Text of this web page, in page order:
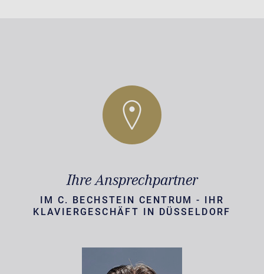
Ihre Ansprechpartner
IM C. BECHSTEIN CENTRUM - IHR
KLAVIERGESCHÄFT IN DÜSSELDORF